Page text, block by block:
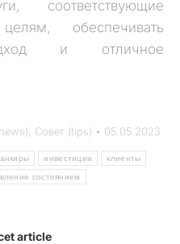
соответствующие
обеспечивать
и отличное
Совет (tips) 05.05.2023
инвестиции клиенты
состоянием
article